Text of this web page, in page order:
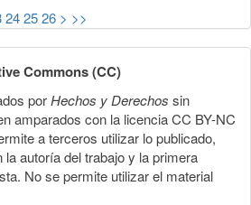
242526 > >>
Commons (CC)
porHechos y Derechos sin
amparados con la licencia CC BY-NC
a terceros utilizar lo publicado,
autoría del trabajo y la primera
No se permite utilizar el material